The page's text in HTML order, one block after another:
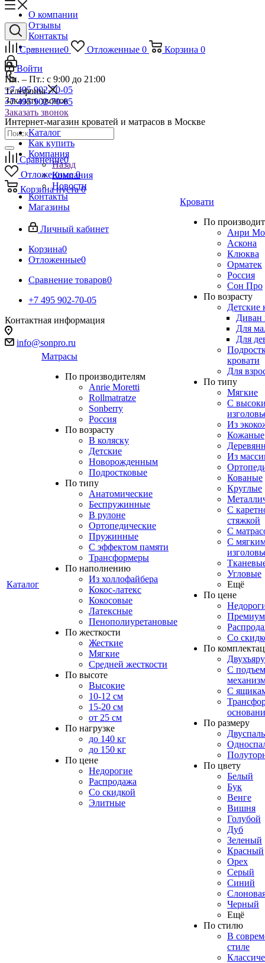
О компании
Отзывы
Контакты
...
Войти
Пн. – Пт.: с 9:00 до 21:00
+7 495 902-70-05
Заказать звонок
Интернет-магазин кроватей и матрасов в Москве
Сравнение0
Отложенные 0
Корзина пуста 0
Каталог
Матрасы
По производителям
Anrie Moretti
Rollmatratze
Sonberry
Россия
По возрасту
В коляску
Детские
Новорожденным
Подростковые
По типу
Анатомические
Беспружинные
В рулоне
Ортопедические
Пружинные
С эффектом памяти
Трансформеры
По наполнению
Из холлофайбера
Кокос-латекс
Кокосовые
Латексные
Пенополиуретановые
По жесткости
Жесткие
Мягкие
Средней жесткости
По высоте
Высокие
10-12 см
15-20 см
от 25 см
По нагрузке
до 140 кг
до 150 кг
По цене
Недорогие
Распродажа
Со скидкой
Элитные
Кровати
По
Анри
Аскона
Клюква
Орматек
Россия
Сон Про
По возрасту
Детские
Диван
Для
Для
кровати
Для
По типу
Мягкие
C
Из
Кожаные
Из
Кованые
Круглые
С
стяжкой
С
С
Угловые
Ещё
По цене
Премиум
Со
По
С
С
По размеру
По цвету
Белый
Бук
Венге
Вишня
Голубой
Дуб
Зеленый
Красный
Орех
Серый
Синий
Черный
Ещё
По стилю
В
стиле
Сравнение0 Отложенные 0 Корзина 0
Телефоны
+7 495 902-70-05
Заказать звонок
Каталог
Как купить
Компания
Назад
Компания
Новости
Контакты
Магазины
Личный кабинет
Корзина0
Отложенные0
Сравнение товаров0
+7 495 902-70-05
Контактная информация
info@sonpro.ru